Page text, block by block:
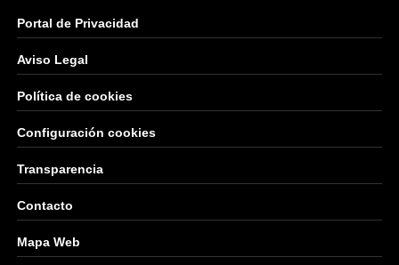
Portal de Privacidad
Aviso Legal
Política de cookies
Configuración cookies
Transparencia
Contacto
Mapa Web